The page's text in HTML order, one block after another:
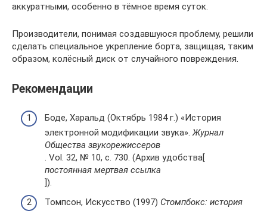
аккуратными, особенно в тёмное время суток.
Производители, понимая создавшуюся проблему, решили
сделать специальное укрепление борта, защищая, таким
образом, колёсный диск от случайного повреждения.
Рекомендации
Боде, Харальд (Октябрь 1984 г.) «История
электронной модификации звука».Журнал
Общества звукорежиссеров
. Vol. 32, № 10, с. 730. (Архив удобства[
постоянная мертвая ссылка
]).
Томпсон, Искусство (1997) Стомпбокс: история